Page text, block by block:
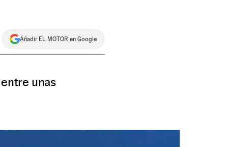
Añadir EL MOTOR en Google
unas